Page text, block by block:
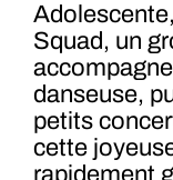
Squad, un
danseuse,
petits
cette
rapidement